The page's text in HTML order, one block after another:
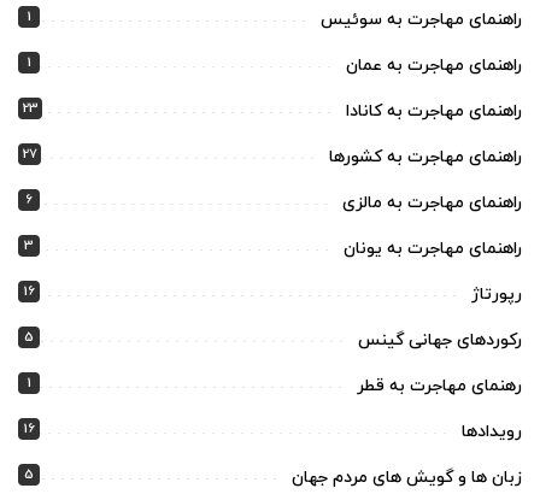
راهنمای مهاجرت به سوئیس 1
راهنمای مهاجرت به عمان 1
راهنمای مهاجرت به کانادا 23
راهنمای مهاجرت به کشورها 27
راهنمای مهاجرت به مالزی 6
راهنمای مهاجرت به یونان 3
رپورتاژ 16
رکوردهای جهانی گینس 5
رهنمای مهاجرت به قطر 1
رویدادها 16
زبان ها و گویش های مردم جهان 5